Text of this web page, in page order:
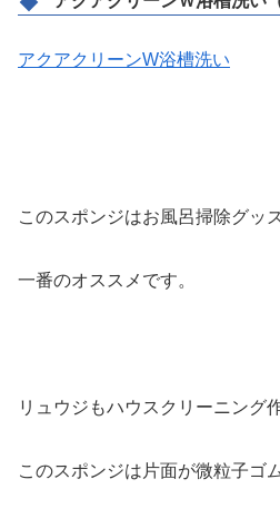
アクアクリーンW浴槽洗い
このスポンジはお風呂掃除グッ
一番のオススメです。
リュウジもハウスクリーニング
このスポンジは片面が微粒子ゴ